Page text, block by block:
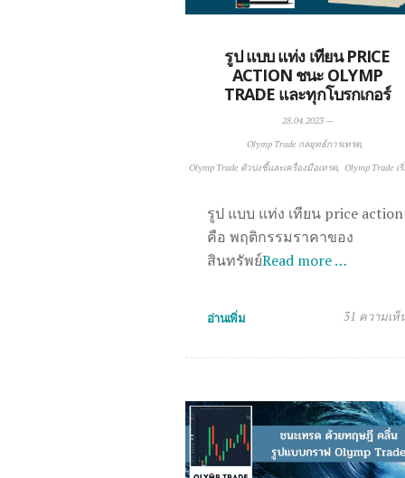
รูป แบบ แท่ง เทียน PRICE
ACTION ชนะ OLYMP
TRADE และทุกโบรกเกอร์
28.04.2023—
Olymp Trade กลยุทธ์การเทรด
Olymp Trade ตัวบ่งชี้และเครื่องมือเทรด
Olymp Trade เ
รูป แบบ แท่ง เทียน price action
คือ พฤติกรรมราคาของ
สินทรัพย์Read more …
อ่านเพิ่ม 31 ความเห็